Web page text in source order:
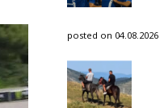
posted on 04.08.2026